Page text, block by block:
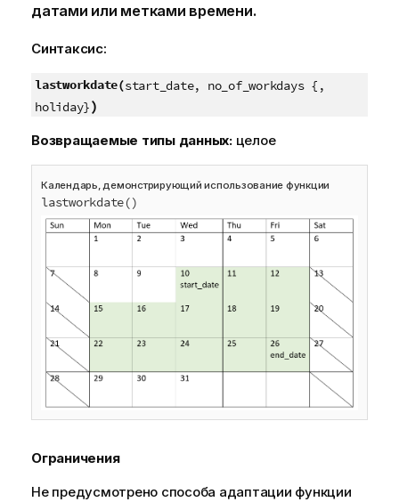
датами или метками времени.
Синтаксис:
lastworkdate(start_date, no_of_workdays {,
holiday})
Возвращаемые типы данных: целое
Календарь, демонстрирующий использование функции
lastworkdate()
Ограничения
Не предусмотрено способа адаптации функции